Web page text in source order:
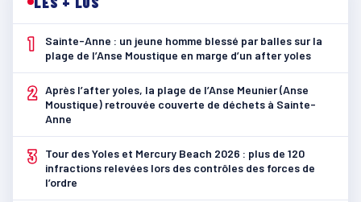
1
Sainte-Anne : un jeune homme blessé par balles sur la
plage de l’Anse Moustique en marge d’un after yoles
2 Après l’after yoles, la plage de l’Anse Meunier (Anse
Moustique) retrouvée couverte de déchets à Sainte-
Anne
3
Tour des Yoles et Mercury Beach 2026 : plus de 120
infractions relevées lors des contrôles des forces de
l’ordre